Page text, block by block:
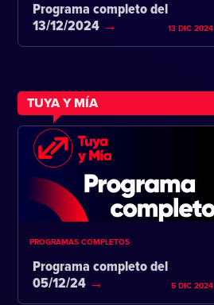
Programa completo del
13/12/2024
13 DIC 2024
TUYA Y MÍA
PROGRAMAS COMPLETOS
Programa completo del
05/12/24
5 DIC 2024